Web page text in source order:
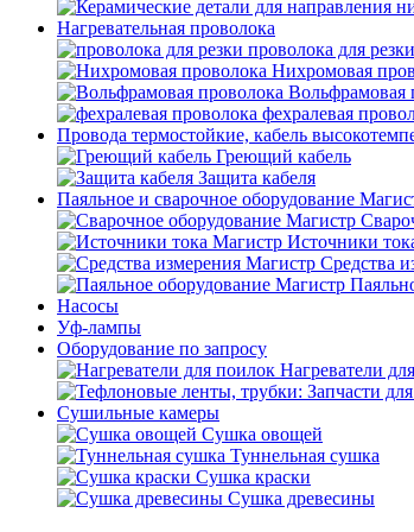
Нагревательная проволока
проволока для резки
Нихромовая
Вольфрамовая
фехралевая
Провода термостойкие, кабель
Греющий кабель
Защита кабеля
Паяльное и сварочное оборудование
Источники
Средства
Насосы
Уф-лампы
Оборудование по запросу
Нагреватели
Сушильные камеры
Сушка овощей
Туннельная сушка
Сушка краски
Сушка древесины